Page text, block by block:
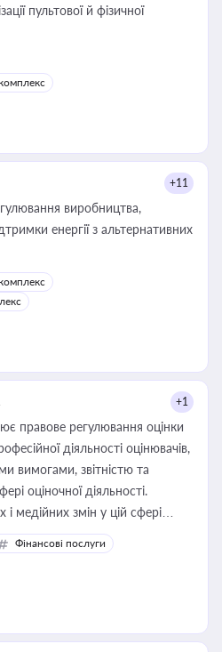
пультової й фізичної
+11
виробництва,
енергії з альтернативних
+1
правове регулювання оцінки
діяльності оцінювачів,
вимогами, звітністю та
оціночної діяльності.
медійних змін у цій сфері
керівника, юриста або
приватизації, оренди
угод і перевірки
діяльності
Фінансові послуги